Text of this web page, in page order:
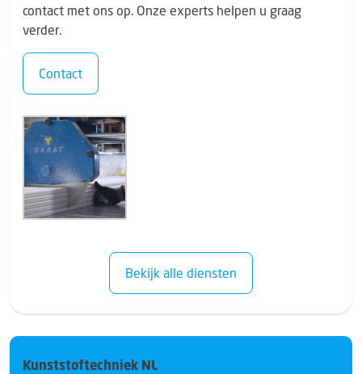
contact met ons op. Onze experts helpen u graag
verder.
Contact
Bekijk alle diensten
Kunststoftechniek NL